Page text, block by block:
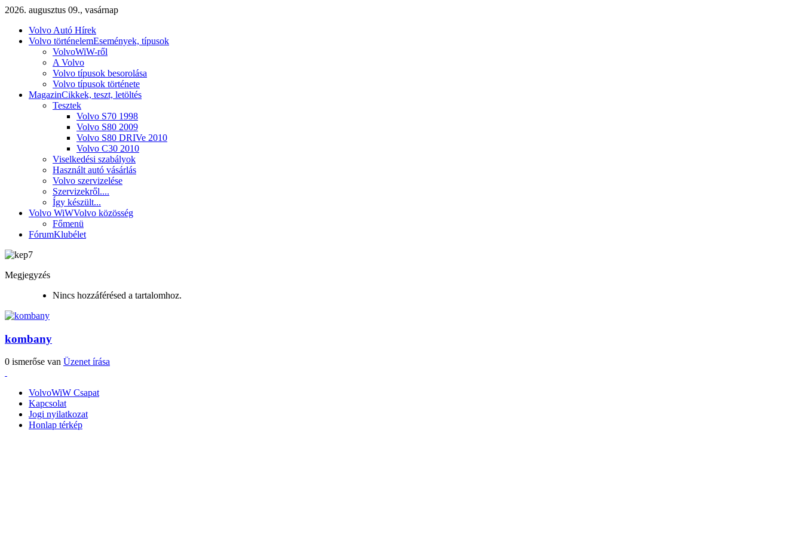
2026. augusztus 09., vasárnap
Volvo Autó Hírek
Volvo történelemEsemények, típusok
VolvoWiW-ről
A Volvo
Volvo típusok besorolása
Volvo típusok története
MagazinCikkek, teszt, letöltés
Tesztek
Volvo S70 1998
Volvo S80 2009
Volvo S80 DRIVe 2010
Volvo C30 2010
Viselkedési szabályok
Használt autó vásárlás
Volvo szervizelése
Szervizekről....
Így készült...
Volvo WiWVolvo közösség
Főmenü
FórumKlubélet
Megjegyzés
Nincs hozzáférésed a tartalomhoz.
kombany
0 ismerőse van Üzenet írása
VolvoWiW Csapat
Kapcsolat
Jogi nyilatkozat
Honlap térkép